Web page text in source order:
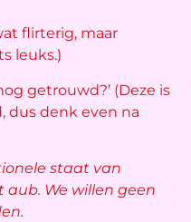
flirterig, maar
leuks.)
getrouwd?’ (Deze is
dus denk even na
staat van
We willen geen